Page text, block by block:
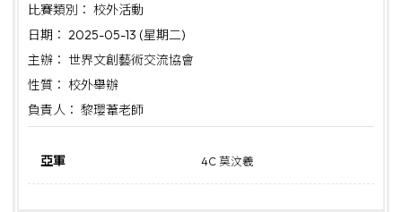
比賽類別： 校外活動
日期： 2025-05-13 (星期二)
主辦： 世界文創藝術交流協會
性質： 校外舉辦
負責人： 黎瓔葦老師
亞軍 4C 莫汶羲